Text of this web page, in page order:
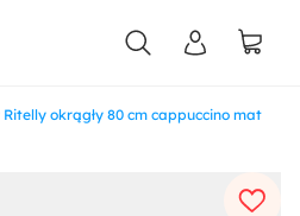
okrągły 80 cm cappuccino mat